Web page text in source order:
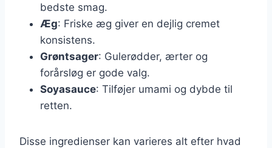
bedste smag.
Æg: Friske æg giver en dejlig cremet
konsistens.
Grøntsager: Gulerødder, ærter og
forårsløg er gode valg.
Soyasauce: Tilføjer umami og dybde til
retten.
Disse ingredienser kan varieres alt efter hvad